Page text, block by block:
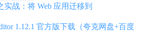
实战：将 Web 应用迁移到
1.12.1 官方版下载（夸克网盘+百度